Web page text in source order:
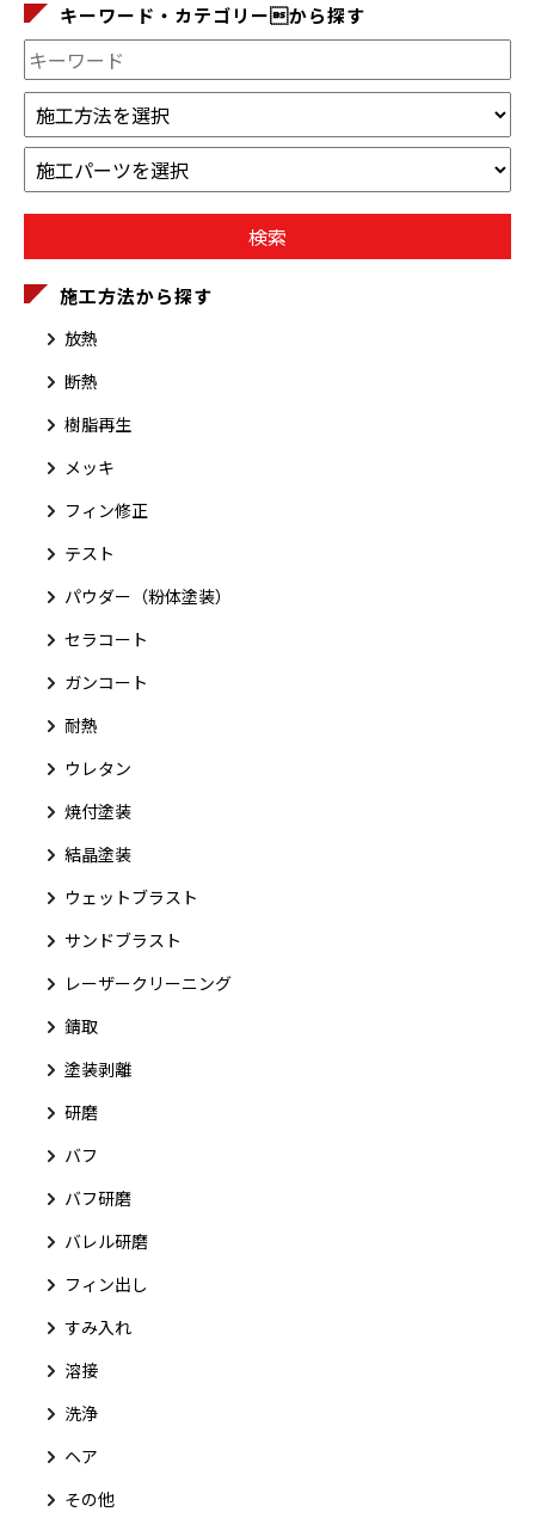
キーワード・カテゴリーから探す
施工方法から探す
放熱
断熱
樹脂再生
メッキ
フィン修正
テスト
パウダー（粉体塗装）
セラコート
ガンコート
耐熱
ウレタン
焼付塗装
結晶塗装
ウェットブラスト
サンドブラスト
レーザークリーニング
錆取
塗装剥離
研磨
バフ
バフ研磨
バレル研磨
フィン出し
すみ入れ
溶接
洗浄
ヘア
その他